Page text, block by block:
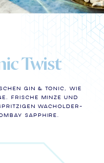
Twist
Gin & Tonic, wie
Frische Minze und
Wacholder-
SAPPHIRE.